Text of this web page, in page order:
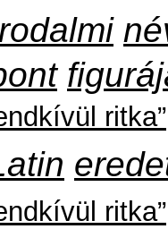
ritka”
ritka”